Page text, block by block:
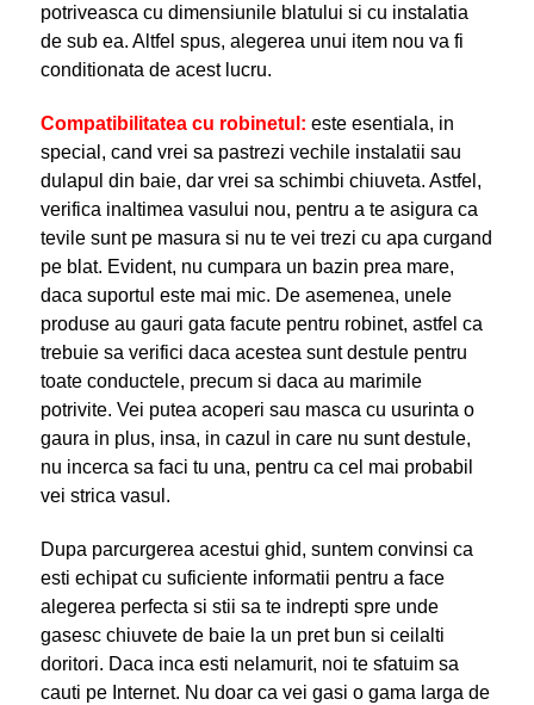
potriveasca cu dimensiunile blatului si cu instalatia
de sub ea. Altfel spus, alegerea unui item nou va fi
conditionata de acest lucru.
Compatibilitatea cu robinetul: este esentiala, in
special, cand vrei sa pastrezi vechile instalatii sau
dulapul din baie, dar vrei sa schimbi chiuveta. Astfel,
verifica inaltimea vasului nou, pentru a te asigura ca
tevile sunt pe masura si nu te vei trezi cu apa curgand
pe blat. Evident, nu cumpara un bazin prea mare,
daca suportul este mai mic. De asemenea, unele
produse au gauri gata facute pentru robinet, astfel ca
trebuie sa verifici daca acestea sunt destule pentru
toate conductele, precum si daca au marimile
potrivite. Vei putea acoperi sau masca cu usurinta o
gaura in plus, insa, in cazul in care nu sunt destule,
nu incerca sa faci tu una, pentru ca cel mai probabil
vei strica vasul.
Dupa parcurgerea acestui ghid, suntem convinsi ca
esti echipat cu suficiente informatii pentru a face
alegerea perfecta si stii sa te indrepti spre unde
gasesc chiuvete de baie la un pret bun si ceilalti
doritori. Daca inca esti nelamurit, noi te sfatuim sa
cauti pe Internet. Nu doar ca vei gasi o gama larga de